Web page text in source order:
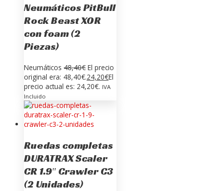
Neumáticos PitBull
Rock Beast XOR
con foam (2
Piezas)
Neumáticos 48,40€ El precio
original era: 48,40€.24,20€El
precio actual es: 24,20€. IVA
Incluido
Ruedas completas
DURATRAX Scaler
CR 1.9″ Crawler C3
(2 Unidades)